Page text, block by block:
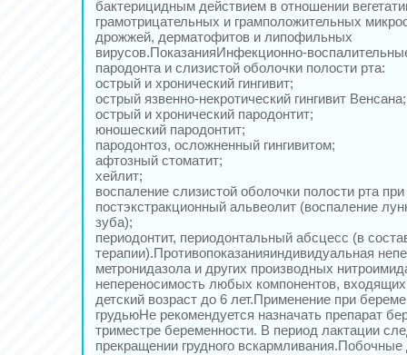
бактерицидным действием в отношении
грамотрицательных и грамположительных
дрожжей, дерматофитов и липофильных
вирусов.ПоказанияИнфекционно-
пародонта и слизистой оболочки полости рта:
острый и хронический гингивит;
острый язвенно-некротический гингивит Венсана;
острый и хронический пародонтит;
юношеский пародонтит;
пародонтоз, осложненный гингивитом;
афтозный стоматит;
хейлит;
воспаление слизистой оболочки полости рта
постэкстракционный альвеолит (воспаление
зуба);
периодонтит, периодонтальный абсцесс (в
терапии).Противопоказанияиндивидуальная
метронидазола и других производных
непереносимость любых компонентов, входящих
детский возраст до 6 лет.Применение при
грудьюНе рекомендуется назначать препарат
триместре беременности. В период лактации
прекращении грудного